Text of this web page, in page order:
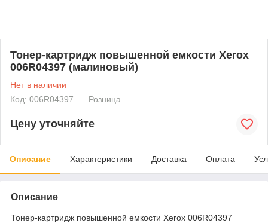
Тонер-картридж повышенной емкости Xerox
006R04397 (малиновый)
Нет в наличии
Код: 006R04397
Розница
Цену уточняйте
Описание Характеристики Доставка Оплата
Описание
Тонер-картридж повышенной емкости Xerox 006R04397